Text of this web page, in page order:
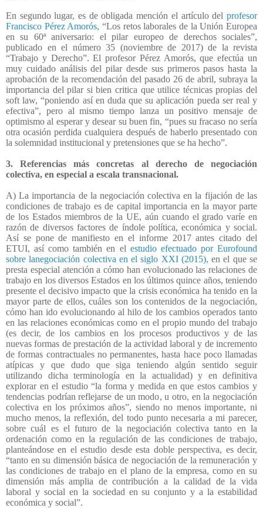
En segundo lugar, es de obligada mención el artículo del profesor
Francisco Pérez Amorós, “Los retos laborales de la Unión Europea
en su 60ª aniversario: el pilar europeo de derechos sociales”,
publicado en el número 35 (noviembre de 2017) de la revista
“Trabajo y Derecho”. El profesor Pérez Amorós, que efectúa un
muy cuidado análisis del pilar desde sus primeros pasos hasta la
aprobación de la recomendación del pasado 26 de abril, subraya la
importancia del pilar si bien critica que utilice técnicas propias del
soft law, “poniendo así en duda que su aplicación pueda ser real y
efectiva”, pero al mismo tiempo lanza un positivo mensaje de
optimismo al esperar y desear su buen fin, “pues su fracaso no sería
otra ocasión perdida cualquiera después de haberlo presentado con
la solemnidad institucional y pretensiones que se ha hecho”.
3. Referencias más concretas al derecho de negociación
colectiva, en especial a escala transnacional.
A) La importancia de la negociación colectiva en la fijación de las
condiciones de trabajo es de capital importancia en la mayor parte
de los Estados miembros de la UE, aún cuando el grado varíe en
razón de diversos factores de índole política, económica y social.
Así se pone de manifiesto en el informe 2017 antes citado del
ETUI, así como también en el estudio efectuado por Eurofound
sobre lanegociación colectiva en el siglo XXI (2015), en el que se
presta especial atención a cómo han evolucionado las relaciones de
trabajo en los diversos Estados en los últimos quince años, teniendo
presente el decisivo impacto que la crisis económica ha tenido en la
mayor parte de ellos, cuáles son los contenidos de la negociación,
cómo han ido evolucionando al hilo de los cambios operados tanto
en las relaciones económicas como en el propio mundo del trabajo
(es decir, de los cambios en los procesos productivos y de las
nuevas formas de prestación de la actividad laboral y de incremento
de formas contractuales no permanentes, hasta hace poco llamadas
atípicas y que dudo que siga teniendo algún sentido seguir
utilizando dicha terminología en la actualidad) y en definitiva
explorar en el estudio “la forma y medida en que estos cambios y
tendencias podrían reflejarse de un modo, u otro, en la negociación
colectiva en los próximos años”, siendo no menos importante, ni
mucho menos, la reflexión, del todo punto necesaria a mi parecer,
sobre cuál es el futuro de la negociación colectiva tanto en la
ordenación como en la regulación de las condiciones de trabajo,
planteándose en el estudio desde esta doble perspectiva, es decir,
“tanto en su dimensión básica de negociación de la remuneración y
las condiciones de trabajo en el plano de la empresa, como en su
dimensión más amplia de contribución a la calidad de la vida
laboral y social en la sociedad en su conjunto y a la estabilidad
económica y social”.